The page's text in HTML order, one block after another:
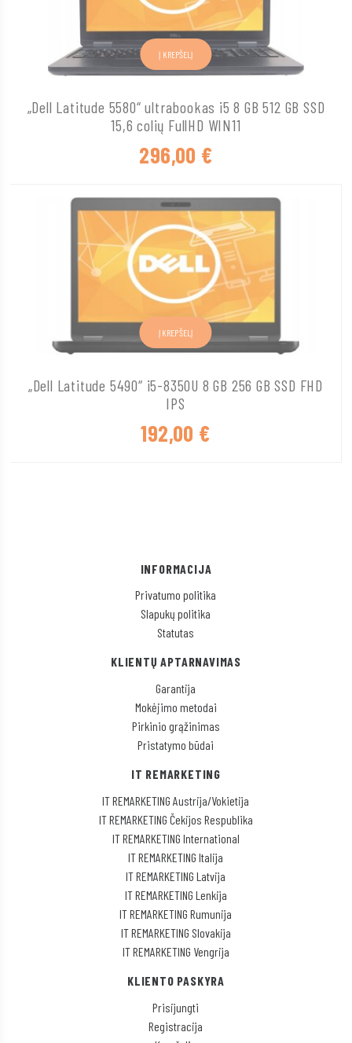
„Dell Latitude 5580“ ultrabookas i5 8 GB 512 GB SSD
15,6 colių FullHD WIN11
296,00 €
Į KREPŠELĮ
„Dell Latitude 5490“ i5-8350U 8 GB 256 GB SSD FHD
IPS
192,00 €
Į KREPŠELĮ
INFORMACIJA
Privatumo politika
Slapukų politika
Statutas
KLIENTŲ APTARNAVIMAS
Garantija
Mokėjimo metodai
Pirkinio grąžinimas
Pristatymo būdai
IT REMARKETING
IT REMARKETING Austrija/Vokietija
IT REMARKETING Čekijos Respublika
IT REMARKETING International
IT REMARKETING Italija
IT REMARKETING Latvija
IT REMARKETING Lenkija
IT REMARKETING Rumunija
IT REMARKETING Slovakija
IT REMARKETING Vengrija
KLIENTO PASKYRA
Prisijungti
Registracija